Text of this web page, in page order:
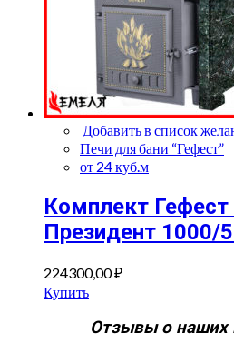
Добавить в список
Печи для бани “Гефест”
от 24 куб.м
Комплект
Президент 1000/
224300,00₽
Купить
Отзывы о наших